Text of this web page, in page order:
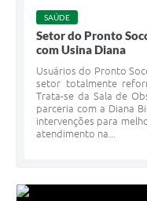
SAÚDE
Setor do Pronto
com Usina Diana
Usuários do Pronto
setor totalmente
Trata-se da Sala de
parceria com a Diana
intervenções para
atendimento na...